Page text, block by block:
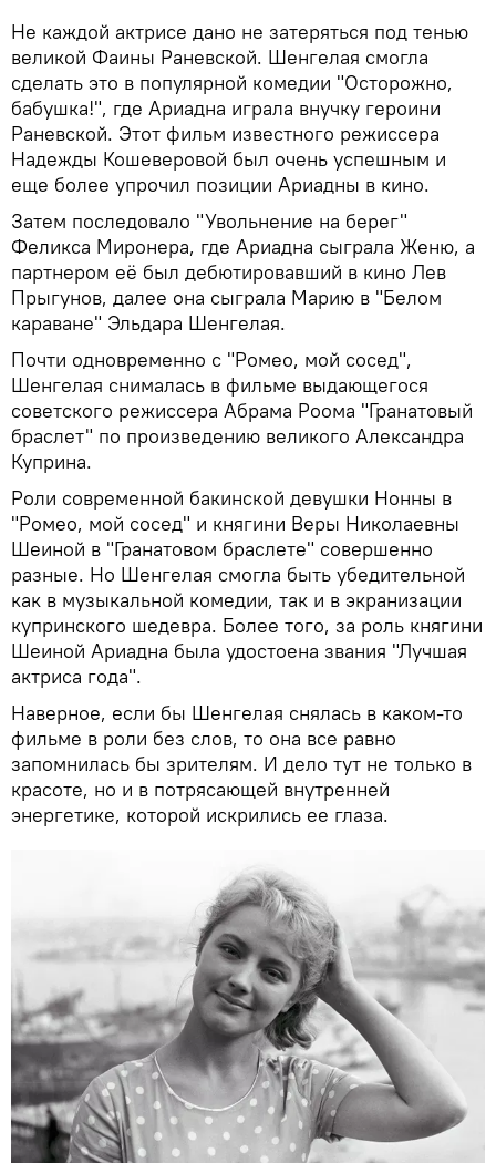
Не каждой актрисе дано не затеряться под тенью
великой Фаины Раневской. Шенгелая смогла
сделать это в популярной комедии "Осторожно,
бабушка!", где Ариадна играла внучку героини
Раневской. Этот фильм известного режиссера
Надежды Кошеверовой был очень успешным и
еще более упрочил позиции Ариадны в кино.
Затем последовало "Увольнение на берег"
Феликса Миронера, где Ариадна сыграла Женю, а
партнером её был дебютировавший в кино Лев
Прыгунов, далее она сыграла Марию в "Белом
караване" Эльдара Шенгелая.
Почти одновременно с "Ромео, мой сосед",
Шенгелая снималась в фильме выдающегося
советского режиссера Абрама Роома "Гранатовый
браслет" по произведению великого Александра
Куприна.
Роли современной бакинской девушки Нонны в
"Ромео, мой сосед" и княгини Веры Николаевны
Шеиной в "Гранатовом браслете" совершенно
разные. Но Шенгелая смогла быть убедительной
как в музыкальной комедии, так и в экранизации
купринского шедевра. Более того, за роль княгини
Шеиной Ариадна была удостоена звания "Лучшая
актриса года".
Наверное, если бы Шенгелая снялась в каком-то
фильме в роли без слов, то она все равно
запомнилась бы зрителям. И дело тут не только в
красоте, но и в потрясающей внутренней
энергетике, которой искрились ее глаза.